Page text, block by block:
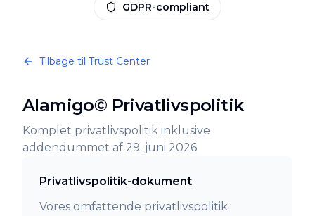
GDPR-compliant
Tilbage til Trust Center
AIamigo© Privatlivspolitik
Komplet privatlivspolitik inklusive
addendummet af 29. juni 2026
Privatlivspolitik-dokument
Vores omfattende privatlivspolitik